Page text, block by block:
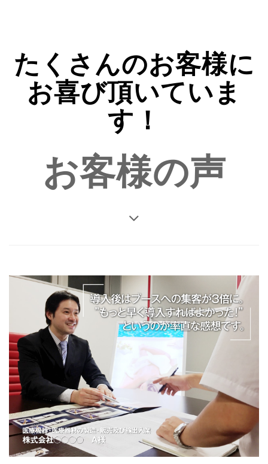
たくさんのお客様に
お喜び頂いていま
す！
お客様の声